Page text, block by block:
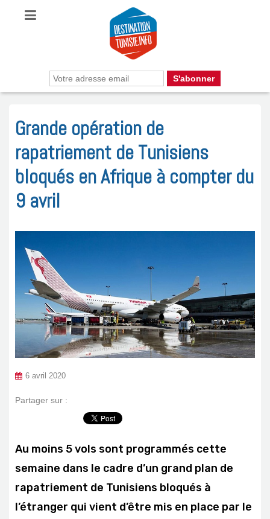
Grande opération de
rapatriement de Tunisiens
bloqués en Afrique à compter du
9 avril
6 avril 2020
Partager sur :
Au moins 5 vols sont programmés cette
semaine dans le cadre d’un grand plan de
rapatriement de Tunisiens bloqués à
l’étranger qui vient d’être mis en place par le